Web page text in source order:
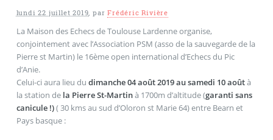
lundi 22 juillet 2019,parFrédéric Rivière
La Maison des Echecs de Toulouse Lardenne organise,
conjointement avec l’Association PSM (asso de la sauvegarde de la
Pierre st Martin) le 16ème open international d’Echecs du Pic
d’Anie.
Celui-ci aura lieu du dimanche 04 août2019 au samedi 10 aoûtà
la station de la Pierre St-Martinà 1700m d’altitude (garanti sans
canicule !)( 30 kms au sud d’Oloron st Marie 64) entre Bearn et
Pays basque :